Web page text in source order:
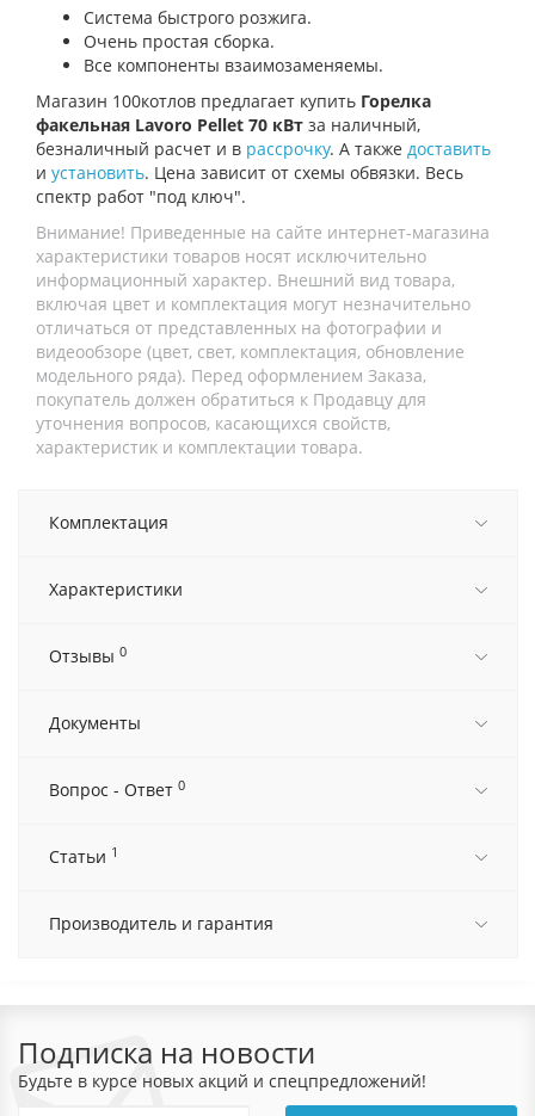
Система быстрого розжига.
Очень простая сборка.
Все компоненты взаимозаменяемы.
Магазин 100котлов предлагает купить Горелка
факельная Lavoro Pellet 70 кВт за наличный,
безналичный расчет и в рассрочку. А также доставить
и установить. Цена зависит от схемы обвязки. Весь
спектр работ "под ключ".
Внимание! Приведенные на сайте интернет-магазина
характеристики товаров носят исключительно
информационный характер. Внешний вид товара,
включая цвет и комплектация могут незначительно
отличаться от представленных на фотографии и
видеообзоре (цвет, свет, комплектация, обновление
модельного ряда). Перед оформлением Заказа,
покупатель должен обратиться к Продавцу для
уточнения вопросов, касающихся свойств,
характеристик и комплектации товара.
Комплектация
Характеристики
Отзывы 0
Документы
Вопрос - Ответ 0
Статьи 1
Производитель и гарантия
Подписка на новости
Будьте в курсе новых акций и спецпредложений!